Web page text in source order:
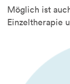
Möglich ist
Einzeltherapie